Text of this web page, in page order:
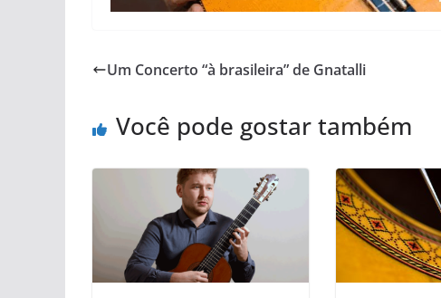
Um Concerto “à brasileira” de Gnatalli
Você pode gostar também